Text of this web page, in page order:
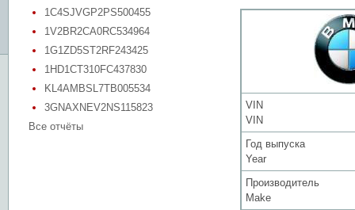
1C4SJVGP2PS500455
1V2BR2CA0RC534964
1G1ZD5ST2RF243425
1HD1CT310FC437830
KL4AMBSL7TB005534
3GNAXNEV2NS115823
Все отчёты
VIN
VIN
Год выпуска
Year
Производитель
Make